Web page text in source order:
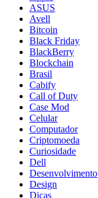
ASUS
Avell
Bitcoin
Black Friday
BlackBerry
Blockchain
Brasil
Cabify
Call of Duty
Case Mod
Celular
Computador
Criptomoeda
Curiosidade
Dell
Desenvolvimento
Design
Dicas